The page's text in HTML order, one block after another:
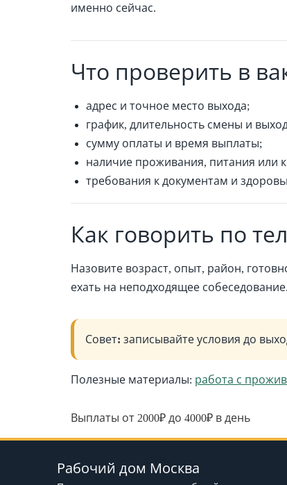
именно сейчас.
Что проверить в
адрес и точное место выхода;
график, длительность смены и
сумму оплаты и время выплаты;
наличие проживания, питания или
требования к документам и
Как говорить по
Назовите возраст, опыт, район,
ехать на неподходящее собеседование.
Совет: записывайте условия до
Полезные материалы: работа с
Выплаты от 2000₽ до 4000₽ в день
Рабочий дом Москва